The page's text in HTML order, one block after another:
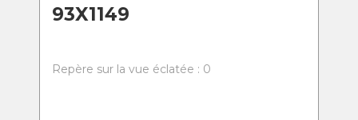
93X1149
Repère sur la vue éclatée : 0